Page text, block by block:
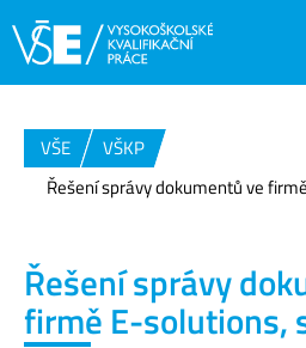
VŠE
VŠKP
Řešení správy dokumentů ve
Řešení správy
firmě E-solutions,